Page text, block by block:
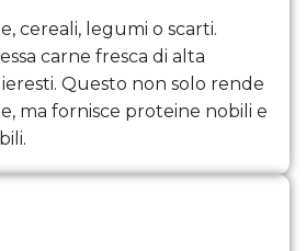
cereali, legumi o scarti.
carne fresca di alta
Questo non solo rende
ma fornisce proteine nobili e